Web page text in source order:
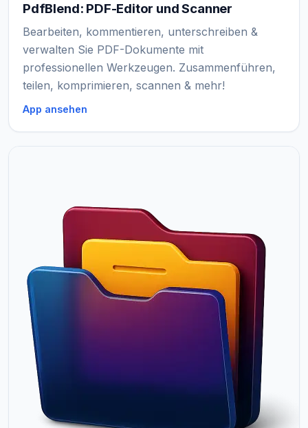
PdfBlend: PDF-Editor und Scanner
Bearbeiten, kommentieren, unterschreiben &
verwalten Sie PDF-Dokumente mit
professionellen Werkzeugen. Zusammenführen,
teilen, komprimieren, scannen & mehr!
App ansehen